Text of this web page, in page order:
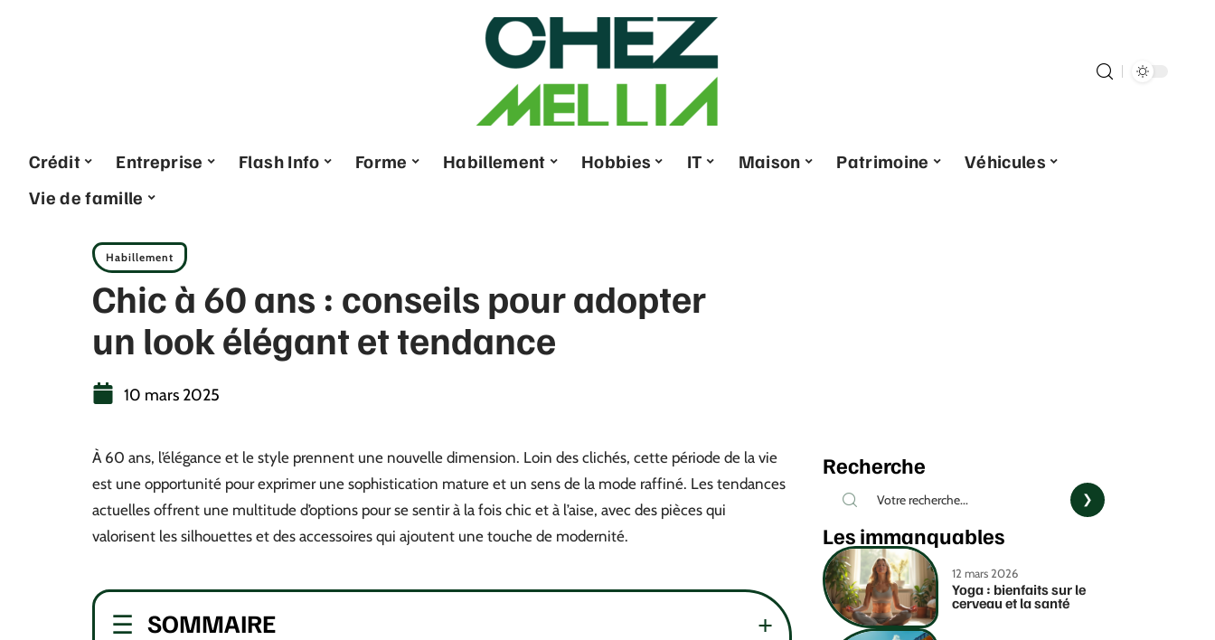
Crédit Entreprise Flash Info Forme Habillement Hobbies IT Maison Patrimoine
Véhicules
Vie de famille
Habillement
Chic à 60 ans : conseils pour adopter
un look élégant et tendance
10 mars 2025
À 60 ans, l’élégance et le style prennent une nouvelle dimension. Loin des clichés, cette période de la vie
est une opportunité pour exprimer une sophistication mature et un sens de la mode raffiné. Les tendances
actuelles offrent une multitude d’options pour se sentir à la fois chic et à l’aise, avec des pièces qui
valorisent les silhouettes et des accessoires qui ajoutent une touche de modernité.
SOMMAIRE
Recherche
Les immanquables
12 mars 2026
Yoga : bienfaits sur le
cerveau et la santé